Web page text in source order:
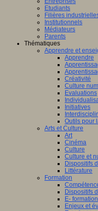
Etudiants
Filières
Institutionnels
Médiateurs
Parents
Thématiques
Apprendre et
Apprendre
Créativité
Culture
Evaluations
Initiatives
Outils pour
Arts et Culture
Art
Cinéma
Culture
Culture et
Dispositifs
Littérature
Formation
Dispositifs
E- formation
Enjeux et